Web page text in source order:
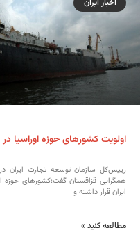
اخبار ایران
اولویت کشورهای حوزه اوراسیا
رییس‌کل سازمان توسعه تجارت ایران
همگرایی قزاقستان گفت:کشورهای حوزه
ایران قرار داشته و
مطالعه کنید »